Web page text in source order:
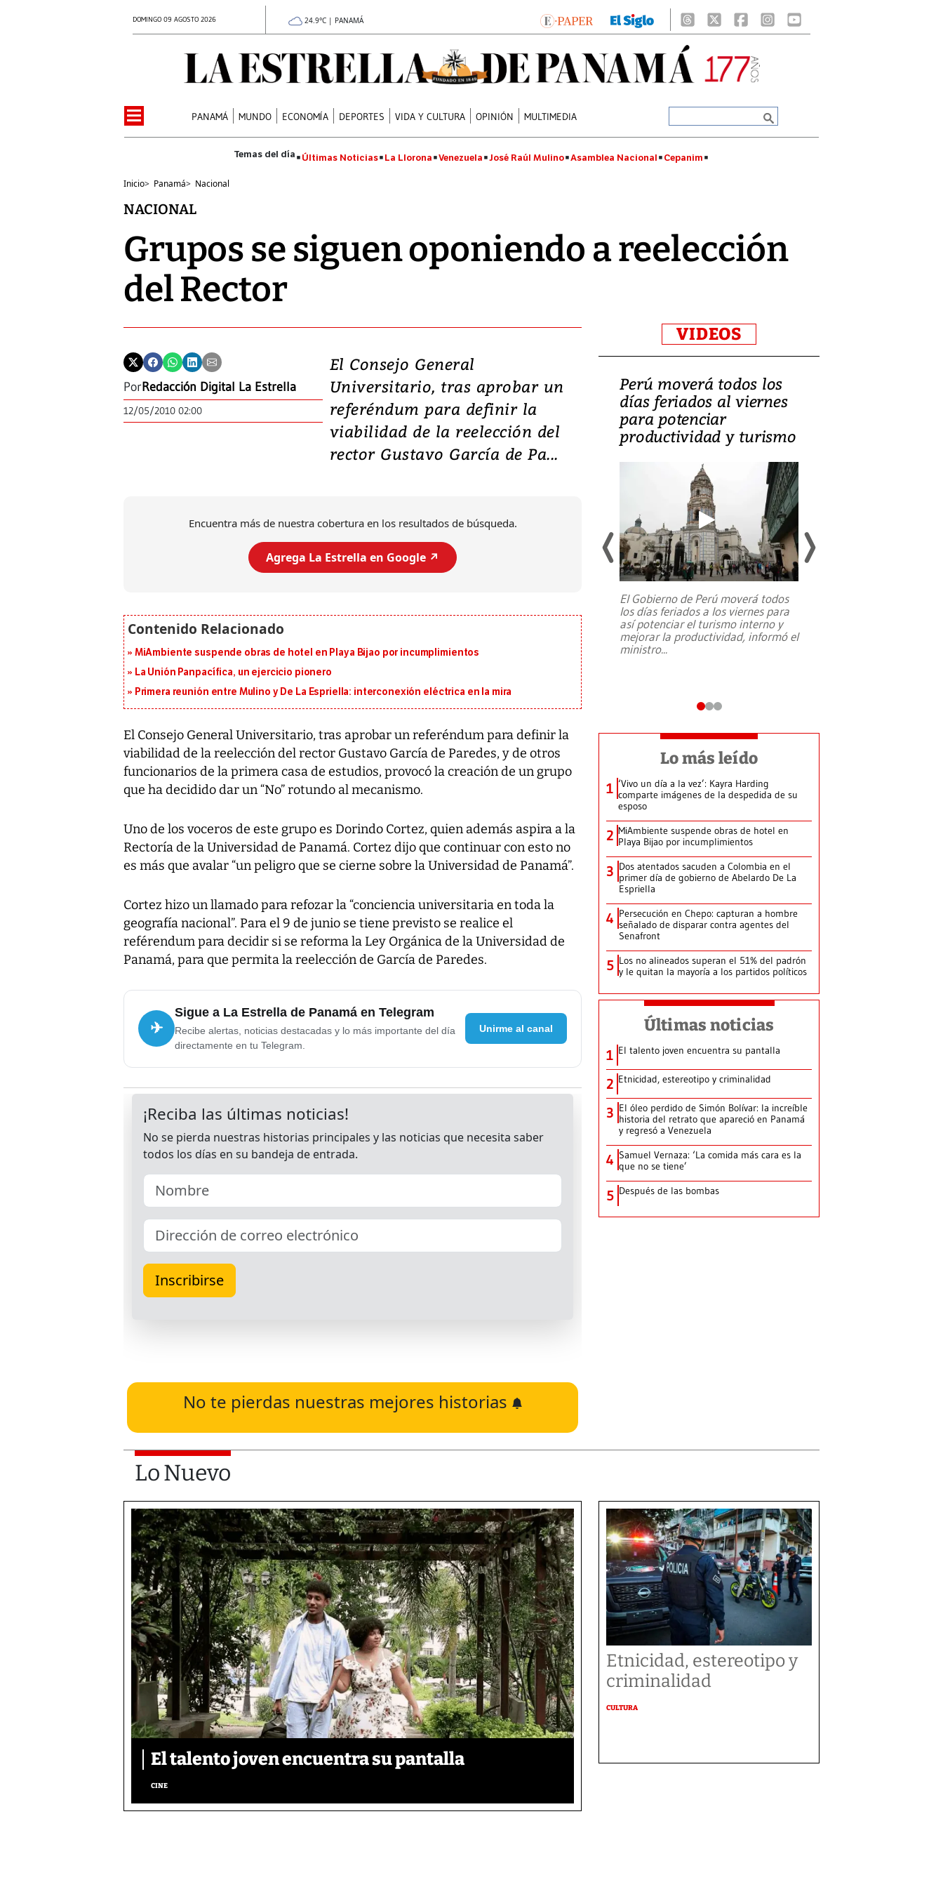
DOMINGO 09 AGOSTO 2026 24.9°C | PANAMÁ
PANAMÁ MUNDO ECONOMÍA DEPORTES VIDA Y CULTURA OPINIÓN MULTIMEDIA
Últimas Noticias La Llorona Venezuela José Raúl Mulino Asamblea Nacional Cepanim
Inicio> Panamá> Nacional
NACIONAL
Grupos se siguen oponiendo a reelección
del Rector
PorRedacción Digital La Estrella
12/05/2010 02:00
El Consejo General
Universitario, tras aprobar un
referéndum para definir la
viabilidad de la reelección del
rector Gustavo García de Pa...
Encuentra más de nuestra cobertura en los resultados de búsqueda.
Agrega La Estrella en Google ↗️
MiAmbiente suspende obras de hotel en Playa Bijao por incumplimientos
La Unión Panpacífica, un ejercicio pionero
Primera reunión entre Mulino y De La Espriella: interconexión eléctrica en la mira
El Consejo General Universitario, tras aprobar un referéndum para definir la
viabilidad de la reelección del rector Gustavo García de Paredes, y de otros
funcionarios de la primera casa de estudios, provocó la creación de un grupo
que ha decidido dar un “No” rotundo al mecanismo.
Uno de los voceros de este grupo es Dorindo Cortez, quien además aspira a la
Rectoría de la Universidad de Panamá. Cortez dijo que continuar con esto no
es más que avalar “un peligro que se cierne sobre la Universidad de Panamá”.
Cortez hizo un llamado para refozar la “conciencia universitaria en toda la
geografía nacional”. Para el 9 de junio se tiene previsto se realice el
reférendum para decidir si se reforma la Ley Orgánica de la Universidad de
Panamá, para que permita la reelección de García de Paredes.
✈
Sigue a La Estrella de Panamá en Telegram
Recibe alertas, noticias destacadas y lo más importante del día
directamente en tu Telegram.
Unirme al canal
No te pierdas nuestras mejores historias
VIDEOS
Video: Lula lanza su
candidatura con
promesas de inversión
en defensa, educación y
tierras raras
Entre recuerdos y escuetas
da Silva, oficializó este domingo su
Perú moverá todos los
días feriados al viernes
para potenciar
productividad y turismo
El Gobierno de Perú moverá todos
los días feriados a los viernes para
así potenciar el turismo interno y
mejorar la productividad, informó el
ministro...
Lo más leído
1 ‘Vivo un día a la vez’: Kayra Harding
comparte imágenes de la despedida de su
esposo
2 MiAmbiente suspende obras de hotel en
Playa Bijao por incumplimientos
3 Dos atentados sacuden a Colombia en el
primer día de gobierno de Abelardo De La
Espriella
4 Persecución en Chepo: capturan a hombre
señalado de disparar contra agentes del
Senafront
5 Los no alineados superan el 51% del padrón
y le quitan la mayoría a los partidos políticos
Últimas noticias
1 El talento joven encuentra su pantalla​
2 Etnicidad, estereotipo y criminalidad
3 El óleo perdido de Simón Bolívar: la increíble
historia del retrato que apareció en Panamá
y regresó a Venezuela
4 Samuel Vernaza: ‘La comida más cara es la
que no se tiene’
5 Después de las bombas
Lo Nuevo
El talento joven encuentra su pantalla​
CINE
Etnicidad, estereotipo y
criminalidad
CULTURA